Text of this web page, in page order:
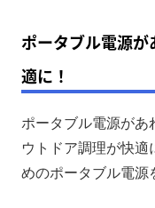
ポータブル電源
適に！
ポータブル電源があ
ウトドア調理が快適
めのポータブル電源